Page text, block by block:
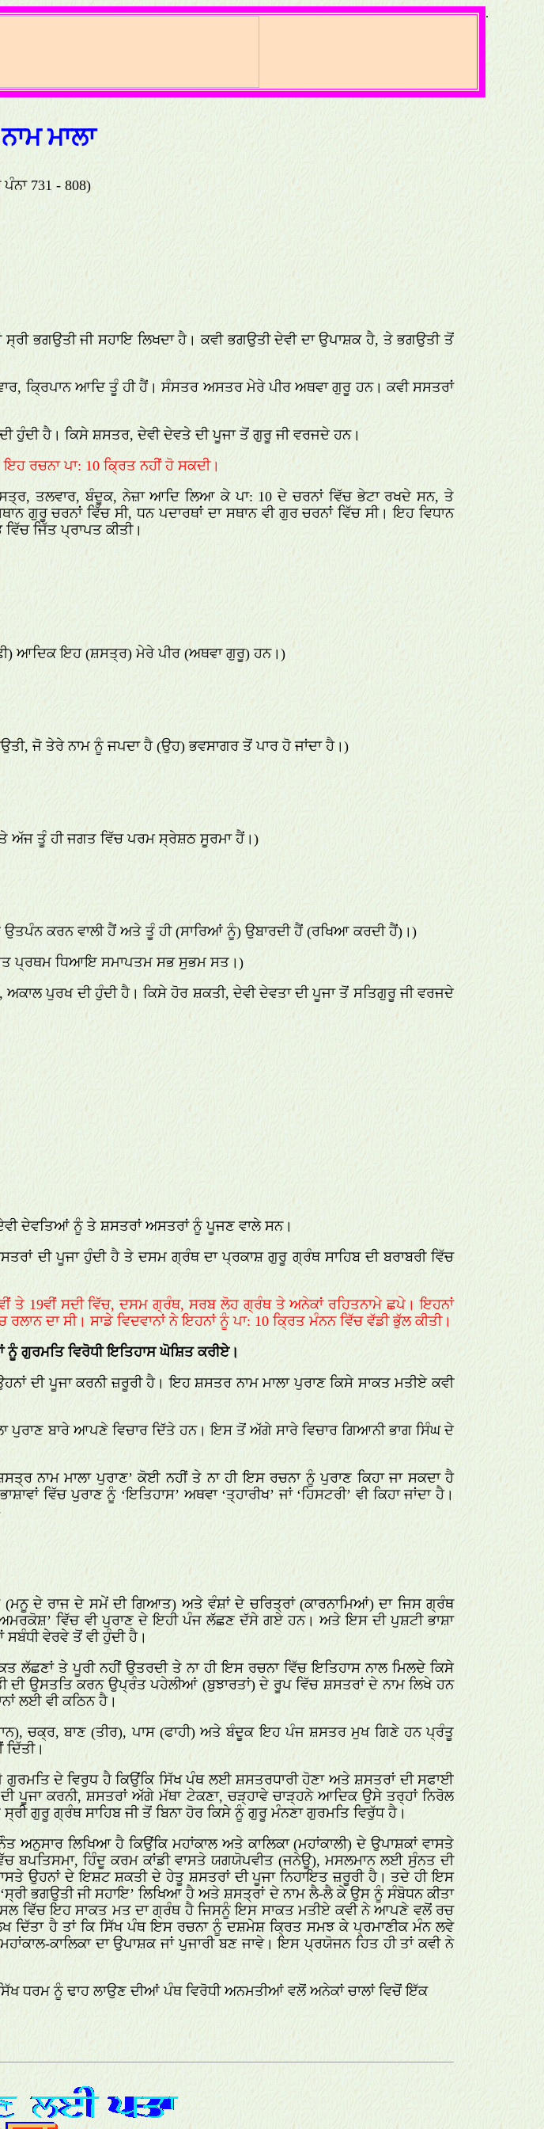
ਮਾਲਾ
731 - 808)
ਭਗਉਤੀ ਜੀ ਸਹਾਇ ਲਿਖਦਾ ਹੈ। ਕਵੀ ਭਗਉਤੀ ਦੇਵੀ ਦਾ ਉਪਾਸ਼ਕ ਹੈ, ਤੇ ਭਗਉਤੀ ਤੋਂ
ਕ੍ਰਿਪਾਨ ਆਦਿ ਤੂੰ ਹੀ ਹੈਂ। ਸੰਸਤਰ ਅਸਤਰ ਮੇਰੇ ਪੀਰ ਅਥਵਾ ਗੁਰੂ ਹਨ। ਕਵੀ ਸਸਤਰਾਂ
ਹੈ। ਕਿਸੇ ਸ਼ਸਤਰ, ਦੇਵੀ ਦੇਵਤੇ ਦੀ ਪੂਜਾ ਤੋਂ ਗੁਰੂ ਜੀ ਵਰਜਦੇ ਹਨ।
ਰਚਨਾ ਪਾ: 10 ਕ੍ਰਿਤ ਨਹੀਂ ਹੋ ਸਕਦੀ।
ਤਲਵਾਰ, ਬੰਦੂਕ, ਨੇਜ਼ਾ ਆਦਿ ਲਿਆ ਕੇ ਪਾ: 10 ਦੇ ਚਰਨਾਂ ਵਿੱਚ ਭੇਟਾ ਰਖਦੇ ਸਨ, ਤੇ
ਗੁਰੂ ਚਰਨਾਂ ਵਿੱਚ ਸੀ, ਧਨ ਪਦਾਰਥਾਂ ਦਾ ਸਥਾਨ ਵੀ ਗੁਰ ਚਰਨਾਂ ਵਿੱਚ ਸੀ। ਇਹ ਵਿਧਾਨ
ਜਿੱਤ ਪ੍ਰਾਪਤ ਕੀਤੀ।
ਆਦਿਕ ਇਹ (ਸ਼ਸਤ੍ਰ) ਮੇਰੇ ਪੀਰ (ਅਥਵਾ ਗੁਰੂ) ਹਨ।)
ਜੋ ਤੇਰੇ ਨਾਮ ਨੂੰ ਜਪਦਾ ਹੈ (ਉਹ) ਭਵਸਾਗਰ ਤੋਂ ਪਾਰ ਹੋ ਜਾਂਦਾ ਹੈ।)
ਅੱਜ ਤੂੰ ਹੀ ਜਗਤ ਵਿੱਚ ਪਰਮ ਸ੍ਰੇਸ਼ਠ ਸੂਰਮਾ ਹੈਂ।)
ਕਰਨ ਵਾਲੀ ਹੈਂ ਅਤੇ ਤੂੰ ਹੀ (ਸਾਰਿਆਂ ਨੂੰ) ਉਬਾਰਦੀ ਹੈਂ (ਰਖਿਆ ਕਰਦੀ ਹੈਂ)।)
ਪ੍ਰਥਮ ਧਿਆਇ ਸਮਾਪਤਮ ਸਭ ਸੁਭਮ ਸਤ।)
ਪੁਰਖ ਦੀ ਹੁੰਦੀ ਹੈ। ਕਿਸੇ ਹੋਰ ਸ਼ਕਤੀ, ਦੇਵੀ ਦੇਵਤਾ ਦੀ ਪੂਜਾ ਤੋਂ ਸਤਿਗੁਰੂ ਜੀ ਵਰਜਦੇ
ਦੇਵਤਿਆਂ ਨੂੰ ਤੇ ਸ਼ਸਤਰਾਂ ਅਸਤਰਾਂ ਨੂੰ ਪੂਜਣ ਵਾਲੇ ਸਨ।
ਦੀ ਪੂਜਾ ਹੁੰਦੀ ਹੈ ਤੇ ਦਸਮ ਗ੍ਰੰਥ ਦਾ ਪ੍ਰਕਾਸ਼ ਗੁਰੂ ਗ੍ਰੰਥ ਸਾਹਿਬ ਦੀ ਬਰਾਬਰੀ ਵਿੱਚ
ਤੇ 19ਵੀਂ ਸਦੀ ਵਿੱਚ, ਦਸਮ ਗ੍ਰੰਥ, ਸਰਬ ਲੋਹ ਗ੍ਰੰਥ ਤੇ ਅਨੇਕਾਂ ਰਹਿਤਨਾਮੇ ਛਪੇ। ਇਹਨਾਂ
ਦਾ ਸੀ। ਸਾਡੇ ਵਿਦਵਾਨਾਂ ਨੇ ਇਹਨਾਂ ਨੂੰ ਪਾ: 10 ਕ੍ਰਿਤ ਮੰਨਨ ਵਿੱਚ ਵੱਡੀ ਭੁੱਲ ਕੀਤੀ।
ਗੁਰਮਤਿ ਵਿਰੋਧੀ ਇਤਿਹਾਸ ਘੋਸ਼ਿਤ ਕਰੀਏ।
ਦੀ ਪੂਜਾ ਕਰਨੀ ਜ਼ਰੂਰੀ ਹੈ। ਇਹ ਸ਼ਸਤਰ ਨਾਮ ਮਾਲਾ ਪੁਰਾਣ ਕਿਸੇ ਸਾਕਤ ਮਤੀਏ ਕਵੀ
ਬਾਰੇ ਆਪਣੇ ਵਿਚਾਰ ਦਿੱਤੇ ਹਨ। ਇਸ ਤੋਂ ਅੱਗੇ ਸਾਰੇ ਵਿਚਾਰ ਗਿਆਨੀ ਭਾਗ ਸਿੰਘ ਦੇ
ਨਾਮ ਮਾਲਾ ਪੁਰਾਣ’ ਕੋਈ ਨਹੀਂ ਤੇ ਨਾ ਹੀ ਇਸ ਰਚਨਾ ਨੂੰ ਪੁਰਾਣ ਕਿਹਾ ਜਾ ਸਕਦਾ ਹੈ
ਵਿੱਚ ਪੁਰਾਣ ਨੂੰ ‘ਇਤਿਹਾਸ’ ਅਥਵਾ ‘ਤ੍ਹਾਰੀਖ’ ਜਾਂ ‘ਹਿਸਟਰੀ’ ਵੀ ਕਿਹਾ ਜਾਂਦਾ ਹੈ।
(ਮਨੂ ਦੇ ਰਾਜ ਦੇ ਸਮੇਂ ਦੀ ਗਿਆਤ) ਅਤੇ ਵੰਸ਼ਾਂ ਦੇ ਚਰਿਤ੍ਰਾਂ (ਕਾਰਨਾਮਿਆਂ) ਦਾ ਜਿਸ ਗ੍ਰੰਥ
ਵਿੱਚ ਵੀ ਪੁਰਾਣ ਦੇ ਇਹੀ ਪੰਜ ਲੱਛਣ ਦੱਸੇ ਗਏ ਹਨ। ਅਤੇ ਇਸ ਦੀ ਪੁਸ਼ਟੀ ਭਾਸ਼ਾ
ਸਬੰਧੀ ਵੇਰਵੇ ਤੋਂ ਵੀ ਹੁੰਦੀ ਹੈ।
ਲੱਛਣਾਂ ਤੇ ਪੂਰੀ ਨਹੀਂ ਉਤਰਦੀ ਤੇ ਨਾ ਹੀ ਇਸ ਰਚਨਾ ਵਿੱਚ ਇਤਿਹਾਸ ਨਾਲ ਮਿਲਦੇ ਕਿਸੇ
ਉਸਤਤਿ ਕਰਨ ਉਪ੍ਰੰਤ ਪਹੇਲੀਆਂ (ਬੁਝਾਰਤਾਂ) ਦੇ ਰੂਪ ਵਿੱਚ ਸ਼ਸਤਰਾਂ ਦੇ ਨਾਮ ਲਿਖੇ ਹਨ
ਲਈ ਵੀ ਕਠਿਨ ਹੈ।
ਚਕ੍ਰ, ਬਾਣ (ਤੀਰ), ਪਾਸ (ਫਾਹੀ) ਅਤੇ ਬੰਦੂਕ ਇਹ ਪੰਜ ਸ਼ਸਤਰ ਮੁਖ ਗਿਣੇ ਹਨ ਪ੍ਰੰਤੂ
ਦੇ ਵਿਰੁਧ ਹੈ ਕਿਉਂਕਿ ਸਿੱਖ ਪੰਥ ਲਈ ਸ਼ਸਤਰਧਾਰੀ ਹੋਣਾ ਅਤੇ ਸ਼ਸਤਰਾਂ ਦੀ ਸਫਾਈ
ਪੂਜਾ ਕਰਨੀ, ਸ਼ਸਤਰਾਂ ਅੱਗੇ ਮੱਥਾ ਟੇਕਣਾ, ਚੜ੍ਹਾਵੇ ਚਾੜ੍ਹਨੇ ਆਦਿਕ ਉਸੇ ਤਰ੍ਹਾਂ ਨਿਰੋਲ
ਗੁਰੂ ਗ੍ਰੰਥ ਸਾਹਿਬ ਜੀ ਤੋਂ ਬਿਨਾ ਹੋਰ ਕਿਸੇ ਨੂੰ ਗੁਰੂ ਮੰਨਣਾ ਗੁਰਮਤਿ ਵਿਰੁੱਧ ਹੈ।
ਲਿਖਿਆ ਹੈ ਕਿਉਂਕਿ ਮਹਾਂਕਾਲ ਅਤੇ ਕਾਲਿਕਾ (ਮਹਾਂਕਾਲੀ) ਦੇ ਉਪਾਸ਼ਕਾਂ ਵਾਸਤੇ
ਬਪਤਿਸਮਾ, ਹਿੰਦੂ ਕਰਮ ਕਾਂਡੀ ਵਾਸਤੇ ਯਗਯੋਪਵੀਤ (ਜਨੇਊ), ਮਸਲਮਾਨ ਲਈ ਸੁੰਨਤ ਦੀ
ਉਹਨਾਂ ਦੇ ਇਸ਼ਟ ਸ਼ਕਤੀ ਦੇ ਹੇਤੂ ਸ਼ਸਤਰਾਂ ਦੀ ਪੂਜਾ ਨਿਹਾਇਤ ਜ਼ਰੂਰੀ ਹੈ। ਤਦੇ ਹੀ ਇਸ
ਭਗਉਤੀ ਜੀ ਸਹਾਇ’ ਲਿਖਿਆ ਹੈ ਅਤੇ ਸ਼ਸਤ੍ਰਾਂ ਦੇ ਨਾਮ ਲੈ-ਲੈ ਕੇ ਉਸ ਨੂੰ ਸੰਬੋਧਨ ਕੀਤਾ
ਵਿੱਚ ਇਹ ਸਾਕਤ ਮਤ ਦਾ ਗ੍ਰੰਥ ਹੈ ਜਿਸਨੂੰ ਇਸ ਸਾਕਤ ਮਤੀਏ ਕਵੀ ਨੇ ਆਪਣੇ ਵਲੋਂ ਰਚ
ਦਿੱਤਾ ਹੈ ਤਾਂ ਕਿ ਸਿੱਖ ਪੰਥ ਇਸ ਰਚਨਾ ਨੂੰ ਦਸ਼ਮੇਸ਼ ਕ੍ਰਿਤ ਸਮਝ ਕੇ ਪ੍ਰਮਾਣੀਕ ਮੰਨ ਲਵੇ
ਕਾਲਿਕਾ ਦਾ ਉਪਾਸ਼ਕ ਜਾਂ ਪੁਜਾਰੀ ਬਣ ਜਾਵੇ। ਇਸ ਪ੍ਰਯੋਜਨ ਹਿਤ ਹੀ ਤਾਂ ਕਵੀ ਨੇ
ਧਰਮ ਨੂੰ ਢਾਹ ਲਾਉਣ ਦੀਆਂ ਪੰਥ ਵਿਰੋਧੀ ਅਨਮਤੀਆਂ ਵਲੋਂ ਅਨੇਕਾਂ ਚਾਲਾਂ ਵਿਚੋਂ ਇੱਕ
.